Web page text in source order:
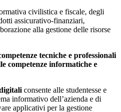
civilistica e fiscale, degli
assicurativo-finanziari,
alla gestione delle risorse
tecniche e professionali
competenze informatiche e
consente alle studentesse e
informativo dell’azienda e di
applicativi per la gestione